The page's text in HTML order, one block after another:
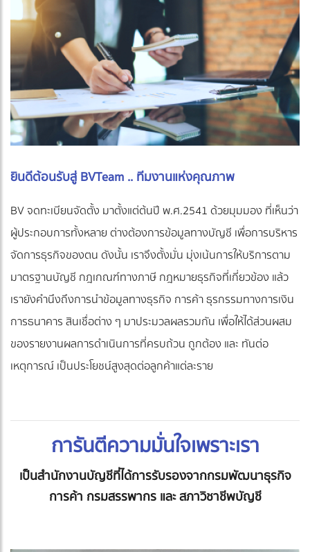
ยินดีต้อนรับสู่ BVTeam .. ทีมงานแห่งคุณภาพ
BV จดทะเบียนจัดตั้ง มาตั้งแต่ต้นปี พ.ศ.2541 ด้วยมุมมอง ที่เห็นว่า
ผู้ประกอบการทั้งหลาย ต่างต้องการข้อมูลทางบัญชี เพื่อการบริหาร
จัดการธุรกิจของตน ดังนั้น เราจึงตั้งมั่น มุ่งเน้นการให้บริการตาม
มาตรฐานบัญชี กฎเกณฑ์ทางภาษี กฎหมายธุรกิจที่เกี่ยวข้อง แล้ว
เรายังคำนึงถึงการนำข้อมูลทางธุรกิจ การค้า ธุรกรรมทางการเงิน
การธนาคาร สินเชื่อต่าง ๆ มาประมวลผลรวมกัน เพื่อให้ได้ส่วนผสม
ของรายงานผลการดำเนินการที่ครบถ้วน ถูกต้อง และ ทันต่อ
เหตุการณ์ เป็นประโยชน์สูงสุดต่อลูกค้าแต่ละราย
การันตีความมั่นใจเพราะเรา
เป็นสำนักงานบัญชีที่ได้การรับรองจากกรมพัฒนาธุรกิจ
การค้า กรมสรรพากร และ สภาวิชาชีพบัญชี